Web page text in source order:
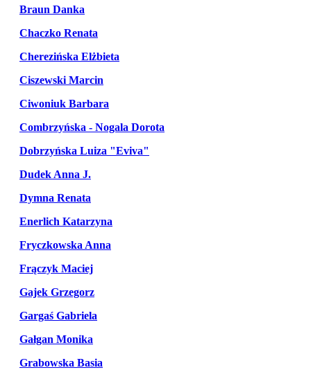
Braun Danka
Chaczko Renata
Cherezińska Elżbieta
Ciszewski Marcin
Ciwoniuk Barbara
Combrzyńska - Nogala Dorota
Dobrzyńska Luiza "Eviva"
Dudek Anna J.
Dymna Renata
Enerlich Katarzyna
Fryczkowska Anna
Frączyk Maciej
Gajek Grzegorz
Gargaś Gabriela
Gałgan Monika
Grabowska Basia